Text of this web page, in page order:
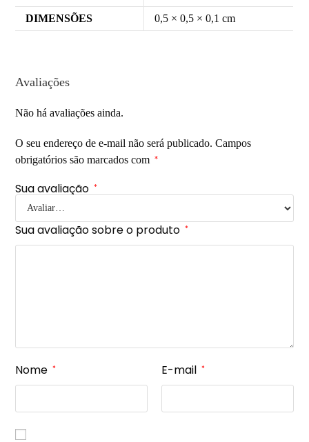
DIMENSÕES 0,5 × 0,5 × 0,1 cm
Avaliações
Não há avaliações ainda.
O seu endereço de e-mail não será publicado. Campos
obrigatórios são marcados com
*
Sua avaliação *
Sua avaliação sobre o produto *
Nome * E-mail *